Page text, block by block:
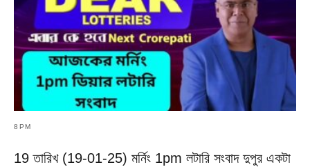
8PM
19 তারিখ (19-01-25) মর্নিং 1pm লটারি সংবাদ দুপুর একটা